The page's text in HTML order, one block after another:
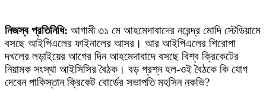
নিজস্ব প্রতিনিধি: আগামী ৩১ মে আহমেদাবাদের নরেন্দ্র মোদি স্টেডিয়ামে
বসছে আইপিএলের ফাইনালের আসর। আর আইপিএলের শিরোপা
দখলের লড়াইয়ের আগের দিন আহমেদাবাদে বসছে বিশ্ব ক্রিকেটের
নিয়ামক সংস্থা আইসিসির বৈঠক। বড় প্রশ্ন হল-ওই বৈঠকে কি যোগ
দেবেন পাকিস্তান ক্রিকেট বোর্ডের সভাপতি মহসিন নকভি?